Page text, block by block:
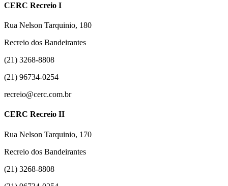
CERC Recreio I
Rua Nelson Tarquinio, 180
Recreio dos Bandeirantes
(21) 3268-8808
(21) 96734-0254
recreio@cerc.com.br
CERC Recreio II
Rua Nelson Tarquinio, 170
Recreio dos Bandeirantes
(21) 3268-8808